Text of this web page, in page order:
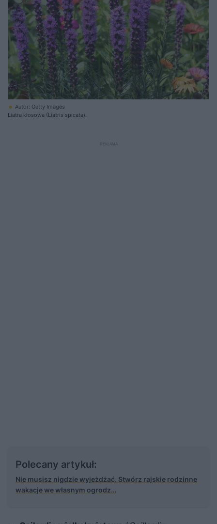
Autor: Getty Images
Liatra kłosowa (Liatris spicata).
Polecany artykuł:
Nie musisz nigdzie wyjeżdżać. Stwórz rajskie rodzinne
wakacje we własnym ogrodz…